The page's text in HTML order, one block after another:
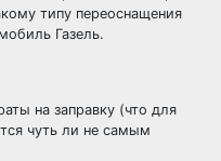
типу переоснащения
Газель.
на заправку (что для
чуть ли не самым